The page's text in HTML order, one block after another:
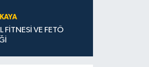
FİTNESİ VE FETÖ